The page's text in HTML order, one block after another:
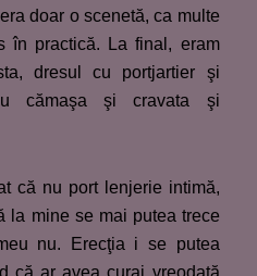
doar o scenetă, ca multe
în practică. La final, eram
dresul cu portjartier şi
cămaşa şi cravata şi
că nu port lenjerie intimă,
la mine se mai putea trece
nu. Erecţia i se putea